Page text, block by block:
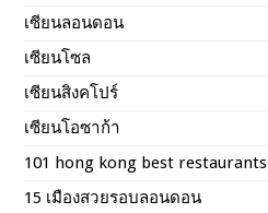
เซียนลอนดอน
เซียนโซล
เซียนสิงคโปร์
เซียนโอซาก้า
101 hong kong best restaurants
15 เมืองสวยรอบลอนดอน